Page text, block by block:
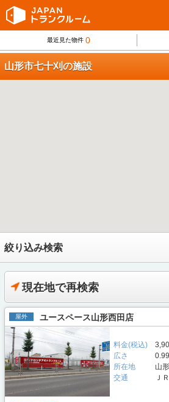
最近見た物件 0
山形市七十刈の施設
絞り込み検索
現在地で再検索
屋外 ユースペース山形西田店
料金(税込)
広さ
所在地
山
交通
Ｊ